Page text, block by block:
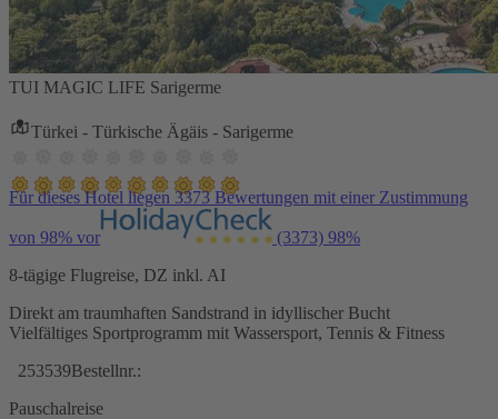
TUI MAGIC LIFE Sarigerme
Türkei - Türkische Ägäis - Sarigerme
Für dieses Hotel liegen 3373 Bewertungen mit einer Zustimmung
von 98% vor (3373) 98%
8-tägige Flugreise, DZ inkl. AI
Direkt am traumhaften Sandstrand in idyllischer Bucht
Vielfältiges Sportprogramm mit Wassersport, Tennis & Fitness
253539Bestellnr.:
Pauschalreise